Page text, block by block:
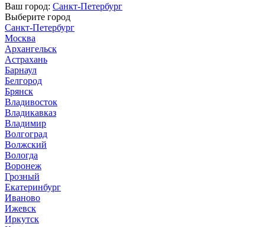
Ваш город: Санкт-Петербург
Выберите город
Санкт-Петербург
Москва
Архангельск
Астрахань
Барнаул
Белгород
Брянск
Владивосток
Владикавказ
Владимир
Волгоград
Волжский
Вологда
Воронеж
Грозный
Екатеринбург
Иваново
Ижевск
Иркутск